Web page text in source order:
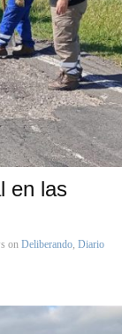
en las
on Deliberando, Diario